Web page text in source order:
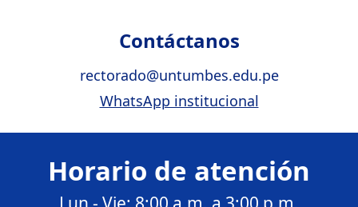
Contáctanos
rectorado@untumbes.edu.pe
WhatsApp institucional
Horario de atención